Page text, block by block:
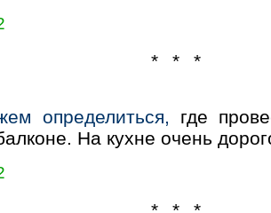
* * *
определиться, где
На кухне очень